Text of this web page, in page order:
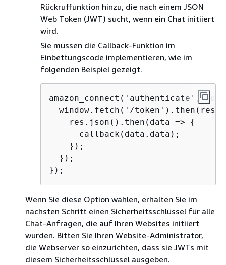
Rückruffunktion hinzu, die nach einem JSON
Web Token (JWT) sucht, wenn ein Chat initiiert
wird.
Sie müssen die Callback-Funktion im
Einbettungscode implementieren, wie im
folgenden Beispiel gezeigt.
amazon_connect('authenticate',
window.fetch('/token').then(res
    res.json().then(data =>
{
      callback(data.data);
    });
  });
});
Wenn Sie diese Option wählen, erhalten Sie im
nächsten Schritt einen Sicherheitsschlüssel für alle
Chat-Anfragen, die auf Ihren Websites initiiert
wurden. Bitten Sie Ihren Website-Administrator,
die Webserver so einzurichten, dass sie JWTs mit
diesem Sicherheitsschlüssel ausgeben.